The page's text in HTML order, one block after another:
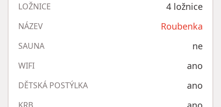
LOŽNICE 4 ložnice
NÁZEV Roubenka
SAUNA ne
WIFI ano
DĚTSKÁ POSTÝLKA ano